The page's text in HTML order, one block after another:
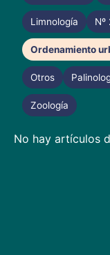
Limnología Nº
Ordenamiento
Otros
Zoología
No hay artículos